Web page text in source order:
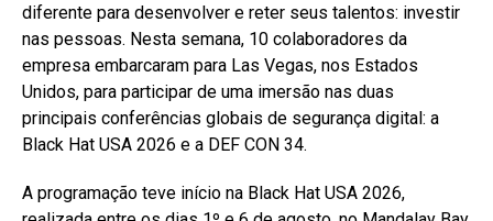
diferente para desenvolver e reter seus talentos: investir
nas pessoas. Nesta semana, 10 colaboradores da
empresa embarcaram para Las Vegas, nos Estados
Unidos, para participar de uma imersão nas duas
principais conferências globais de segurança digital: a
Black Hat USA 2026 e a DEF CON 34.
A programação teve início na Black Hat USA 2026,